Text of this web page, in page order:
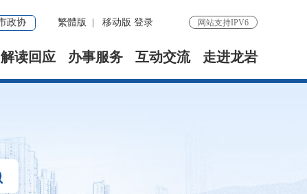
政协 繁體版 移动版 登录 网站支持IPV6
解读回应 办事服务 互动交流 走进龙岩